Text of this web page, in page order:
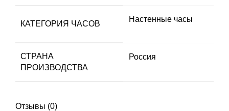
КАТЕГОРИЯ ЧАСОВ
Настенные часы
СТРАНА
ПРОИЗВОДСТВА
Россия
Отзывы (0)